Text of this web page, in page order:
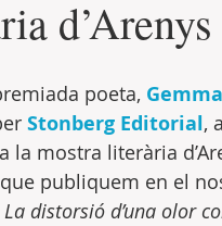
poeta,
Stonberg Editorial,
la mostra literària
publiquem en el
La distorsió d’una olor